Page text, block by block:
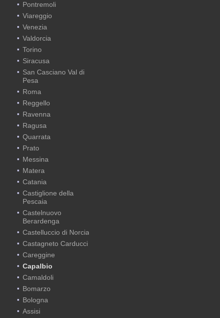
Pontremoli
Viareggio
Venezia
Valdorcia
Torino
Siracusa
San Casciano Val di
Pesa
Roma
Reggello
Ravenna
Ragusa
Quarrata
Prato
Messina
Matera
Catania
Castiglione della
Pescaia
Castelnuovo
Berardenga
Castelluccio di Norcia
Castagneto Carducci
Careggine
Capalbio
Camaldoli
Bomarzo
Bologna
Assisi